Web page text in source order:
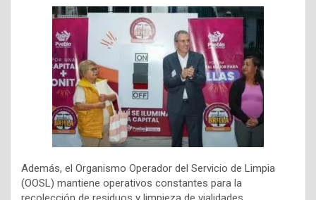
Además, el Organismo Operador del Servicio de Limpia
(OOSL) mantiene operativos constantes para la